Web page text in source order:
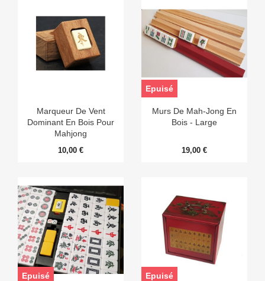
Marqueur De Vent
Dominant En Bois Pour
Mahjong
10,00 €
Murs De Mah-Jong En
Bois - Large
19,00 €
Epuisé
Epuisé Epuisé